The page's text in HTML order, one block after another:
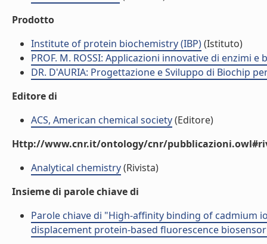
Prodotto
Institute of protein biochemistry (IBP)(Istituto)
PROF. M. ROSSI: Applicazioni innovative di enzimi
DR. D'AURIA: Progettazione e Sviluppo di Biochip
Editore di
ACS, American chemical society(Editore)
Http://www.cnr.it/ontology/cnr/
Analytical chemistry(Rivista)
Insieme di parole chiave di
Parole chiave di "High-affinity binding of cadmium
displacement protein-based fluorescence